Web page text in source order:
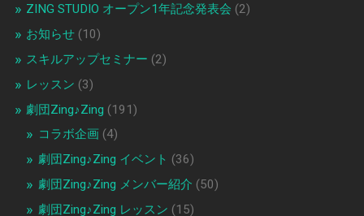
ZING STUDIO オープン1年記念発表会 (2)
お知らせ(10)
スキルアップセミナー (2)
レッスン (3)
劇団Zing♪Zing (191)
コラボ企画(4)
劇団Zing♪Zing イベント (36)
劇団Zing♪Zing メンバー紹介 (50)
劇団Zing♪Zing レッスン (15)